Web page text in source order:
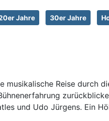
Jahre 30er Jahre
musikalische Reise durch
und Udo Jürgens. Ein